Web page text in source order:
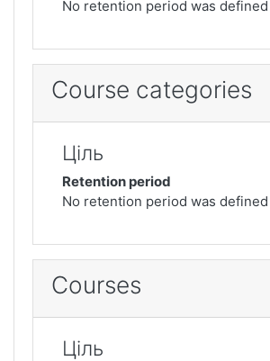
No retention period was defined
Course categories
Ціль
Retention period
No retention period was defined
Courses
Ціль